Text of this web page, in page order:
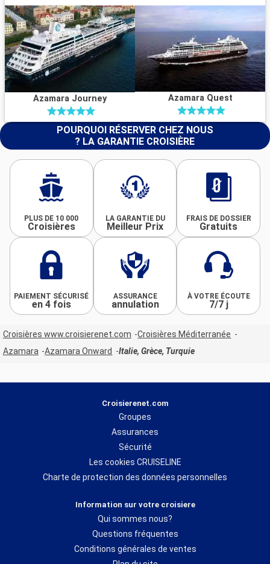
Azamara Journey Azamara Quest
POURQUOI RÉSERVER CHEZ NOUS
? LA GARANTIE CROISIÈRE
PLUS DE 10 000
Croisières
LA GARANTIE DU
Meilleur Prix
FRAIS DE DOSSIER
Gratuits
PAIEMENT SÉCURISÉ
en 4 fois
ASSURANCE
annulation
À VOTRE ÉCOUTE
7/7 j
Croisières www.croisierenet.com
Croisières Méditerranée
Azamara
Azamara Onward Italie, Grèce, Turquie
Croisierenet.com
Groupes
Assurances
Sécurité
Les cookies CRUISELINE
Charte de protection des données personnelles
Information sur votre croisiere
Qui sommes nous?
Questions fréquentes
Conditions générales de ventes